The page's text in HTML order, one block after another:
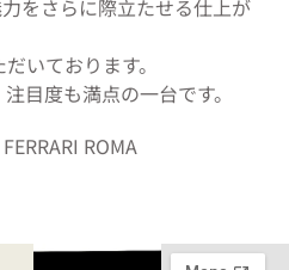
をさらに際立たせる仕上が
いております。
目度も満点の一台です。
ROMA